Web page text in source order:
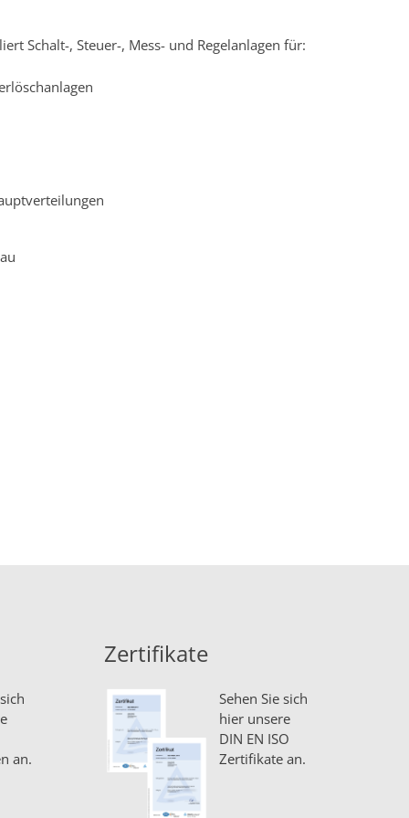
Schalt-, Steuer-, Mess- und Regelanlagen für:
an.
Zertifikate
Sehen Sie sich
hier unsere
DIN EN ISO
Zertifikate an.